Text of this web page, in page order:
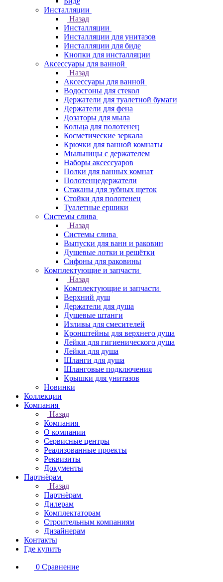
Инсталляции
Назад
Инсталляции
Инсталляции для унитазов
Инсталляции для биде
Кнопки для инсталляции
Аксессуары для ванной
Назад
Аксессуары для ванной
Водосгоны для стекол
Держатели для туалетной бумаги
Держатели для фена
Дозаторы для мыла
Кольца для полотенец
Косметические зеркала
Крючки для ванной комнаты
Мыльницы с держателем
Наборы аксессуаров
Полки для ванных комнат
Полотенцедержатели
Стаканы для зубных щеток
Стойки для полотенец
Туалетные ершики
Системы слива
Назад
Системы слива
Выпуски для ванн и раковин
Душевые лотки и решётки
Сифоны для раковины
Комплектующие и запчасти
Назад
Комплектующие и запчасти
Верхний душ
Держатели для душа
Душевые штанги
Изливы для смесителей
Кронштейны для верхнего душа
Лейки для гигиенического душа
Лейки для душа
Шланги для душа
Шланговые подключения
Крышки для унитазов
Новинки
Коллекции
Компания
Назад
Компания
О компании
Сервисные центры
Реализованные проекты
Реквизиты
Документы
Партнёрам
Назад
Партнёрам
Дилерам
Комплектаторам
Строительным компаниям
Дизайнерам
Контакты
Где купить
0 Сравнение